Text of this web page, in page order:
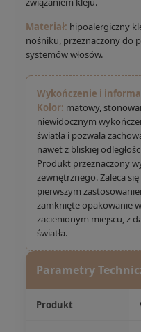
Materiał: hipoalergiczny
nośniku, przeznaczony do
systemów włosów.
Wykończenie i
Kolor: matowy,
niewidocznym
światła i pozwala
nawet z bliskiej
Produkt przeznaczony
zewnętrznego. Zaleca
pierwszym
zamknięte opakowanie
zacienionym miejscu, z
światła.
Parametry
Produkt